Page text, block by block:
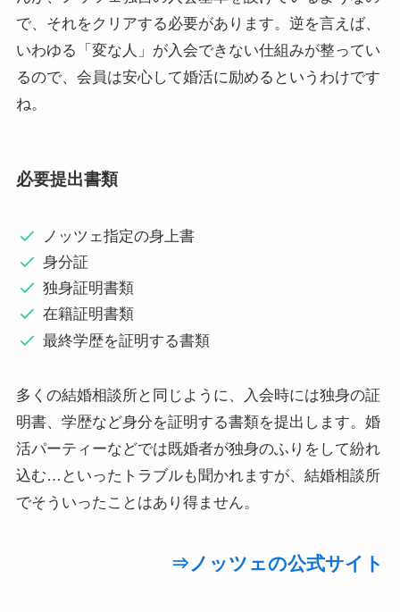
で、それをクリアする必要があります。逆を言えば、
いわゆる「変な人」が入会できない仕組みが整ってい
るので、会員は安心して婚活に励めるというわけです
ね。
必要提出書類
ノッツェ指定の身上書
身分証
独身証明書類
在籍証明書類
最終学歴を証明する書類
多くの結婚相談所と同じように、入会時には独身の証
明書、学歴など身分を証明する書類を提出します。婚
活パーティーなどでは既婚者が独身のふりをして紛れ
込む…といったトラブルも聞かれますが、結婚相談所
でそういったことはあり得ません。
⇒ノッツェの公式サイト